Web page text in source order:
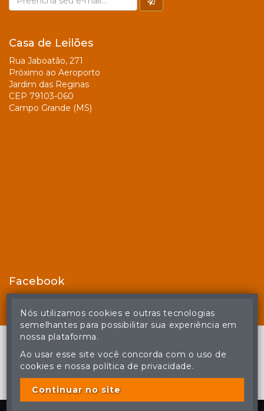
Casa de Leilões
Rua Jaboatão, 271
Próximo ao Aeroporto
Jardim das Reginas
CEP 79103-060
Campo Grande (MS)
Facebook
© Casa de Leilões - Todos os direitos reservados
A cópia ou reprodução não autorizada do conteúdo deste site
poderá acarretar em penas previstas em lei.
Nós utilizamos cookies e outras tecnologias
semelhantes para possibilitar sua experiência em
nossa plataforma.
Ao usar esse site você concorda com o uso de
cookies e nossa política de privacidade.
Continuar no site